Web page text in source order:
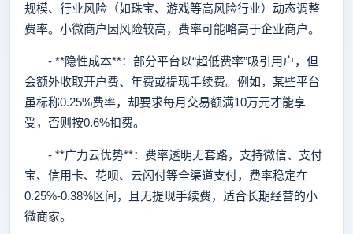
规模、行业风险（如珠宝、游戏等高风险行业）动态调整
费率。小微商户因风险较高，费率可能略高于企业商户。
- **隐性成本**：部分平台以“超低费率”吸引用户，但
会额外收取开户费、年费或提现手续费。例如，某些平台
虽标称0.25%费率，却要求每月交易额满10万元才能享
受，否则按0.6%扣费。
- **广力云优势**：费率透明无套路，支持微信、支付
宝、信用卡、花呗、云闪付等全渠道支付，费率稳定在
0.25%-0.38%区间，且无提现手续费，适合长期经营的小
微商家。